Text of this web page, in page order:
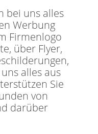
bei uns alles
Werbung
Firmenlogo
über Flyer,
alles aus
Sie
von
darüber